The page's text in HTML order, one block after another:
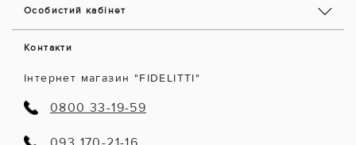
Особистий кабінет
Контакти
Інтернет магазин "FIDELITTI"
0800 33-19-59